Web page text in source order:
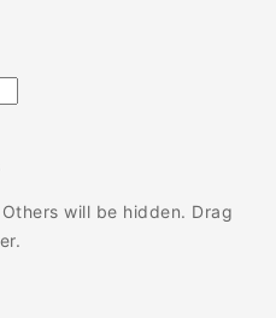
will be hidden. Drag